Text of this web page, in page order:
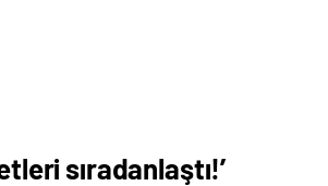
sıradanlaştı!’